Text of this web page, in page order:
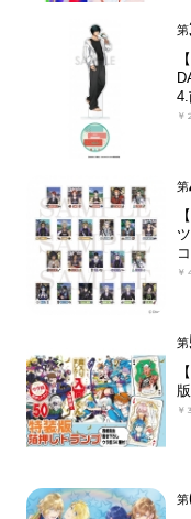
第
￥
第
￥
第
版
￥
第